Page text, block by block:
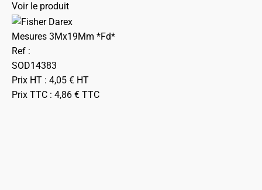
Voir le produit
Mesures 3Mx19Mm *Fd*
Ref :
SOD14383
Prix HT : 4,05 € HT
Prix TTC : 4,86 € TTC